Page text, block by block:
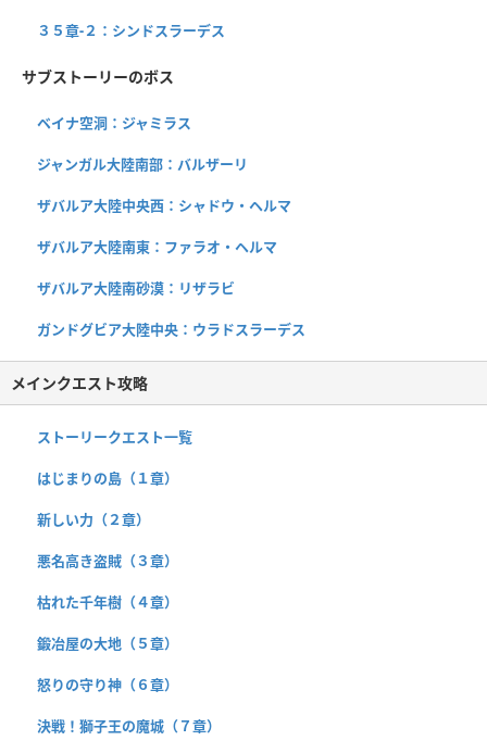
３５章-２：シンドスラーデス
サブストーリーのボス
ベイナ空洞：ジャミラス
ジャンガル大陸南部：バルザーリ
ザバルア大陸中央西：シャドウ・ヘルマ
ザバルア大陸南東：ファラオ・ヘルマ
ザバルア大陸南砂漠：リザラビ
ガンドグビア大陸中央：ウラドスラーデス
メインクエスト攻略
ストーリークエスト一覧
はじまりの島（１章）
新しい力（２章）
悪名高き盗賊（３章）
枯れた千年樹（４章）
鍛冶屋の大地（５章）
怒りの守り神（６章）
決戦！獅子王の魔城（７章）